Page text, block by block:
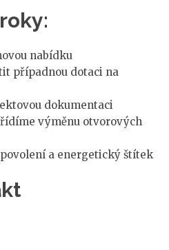
nabídku
případnou dotaci na
dokumentaci
výměnu otvorových
a energetický štítek